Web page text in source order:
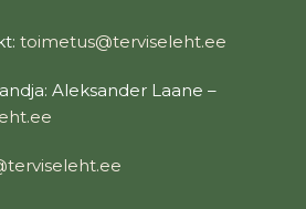
toimetus@terviseleht.ee
Aleksander Laane –